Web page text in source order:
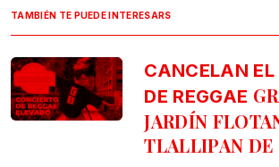
TAMBIÉN TE PUEDE INTERESARS
CANCELAN EL
DE REGGAE
JARDÍN
TLALLIPAN